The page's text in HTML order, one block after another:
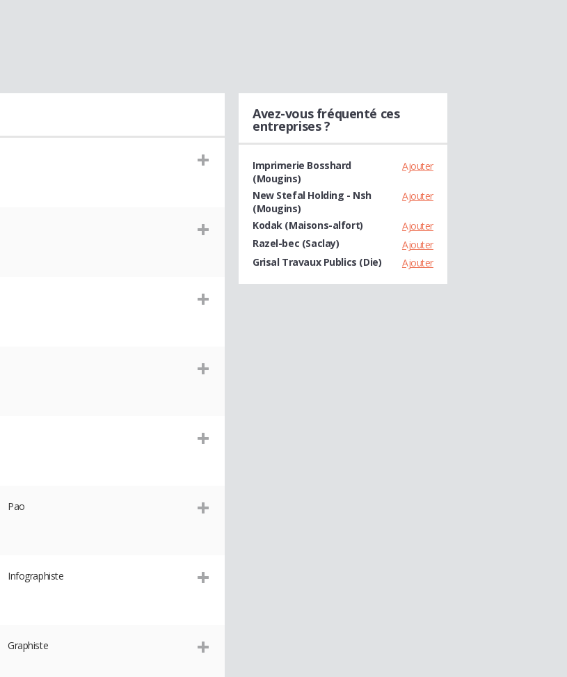
Pao
Infographiste
Graphiste
Avez-vous fréquenté ces
entreprises ?
Ajouter
Imprimerie Bosshard
(Mougins)
Ajouter
New Stefal Holding - Nsh
(Mougins)
Ajouter
Kodak (Maisons-alfort)
Ajouter
Razel-bec (Saclay)
Ajouter
Grisal Travaux Publics (Die)